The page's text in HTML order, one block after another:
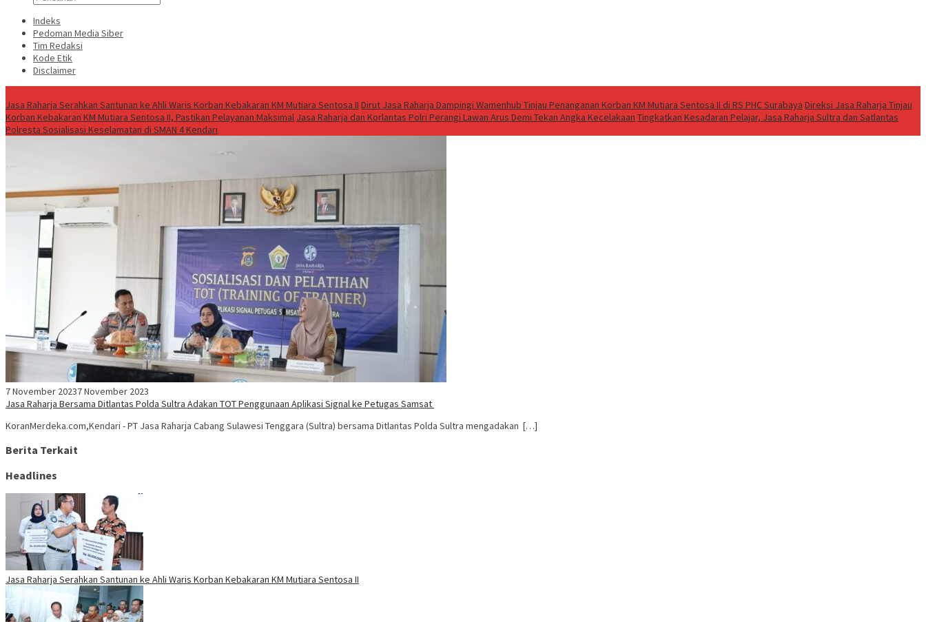
Indeks
Pedoman Media Siber
Tim Redaksi
Kode Etik
Disclaimer
Jasa Raharja Serahkan Santunan ke Ahli Waris Korban Kebakaran KM Mutiara Sentosa II Dirut Jasa Raharja Dampingi Wamenhub Tinjau Penanganan Korban KM Mutiara Sentosa II di RS PHC Surabaya Direksi Jasa Raharja Tinjau
Korban Kebakaran KM Mutiara Sentosa II, Pastikan Pelayanan Maksimal Jasa Raharja dan Korlantas Polri Perangi Lawan Arus Demi Tekan Angka Kecelakaan Tingkatkan Kesadaran Pelajar, Jasa Raharja Sultra dan Satlantas
Polresta Sosialisasi Keselamatan di SMAN 4 Kendari
7 November 20237 November 2023
Jasa Raharja Bersama Ditlantas Polda Sultra Adakan TOT Penggunaan Aplikasi Signal ke Petugas Samsat
KoranMerdeka.com,Kendari - PT Jasa Raharja Cabang Sulawesi Tenggara (Sultra) bersama Ditlantas Polda Sultra mengadakan […]
Berita Terkait
Headlines
Jasa Raharja Serahkan Santunan ke Ahli Waris Korban Kebakaran KM Mutiara Sentosa II